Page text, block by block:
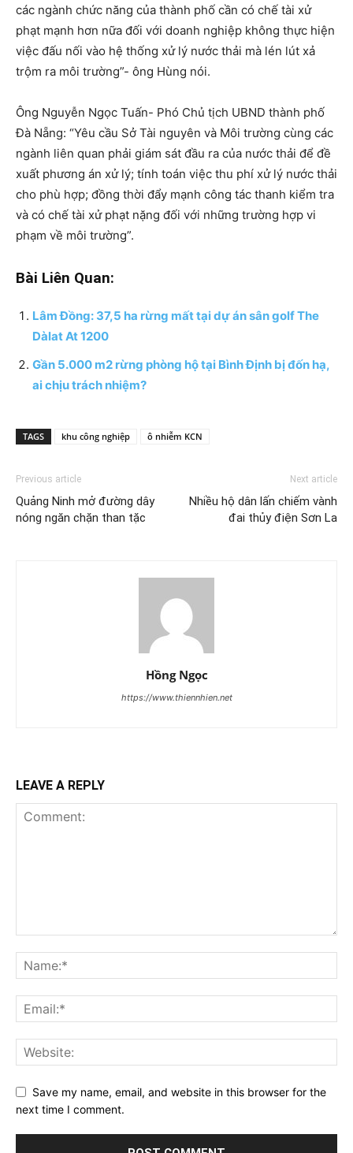
các ngành chức năng của thành phố cần có chế tài xử
phạt mạnh hơn nữa đối với doanh nghiệp không thực hiện
việc đấu nối vào hệ thống xử lý nước thải mà lén lút xả
trộm ra môi trường”- ông Hùng nói.
Ông Nguyễn Ngọc Tuấn- Phó Chủ tịch UBND thành phố
Đà Nẵng: “Yêu cầu Sở Tài nguyên và Môi trường cùng các
ngành liên quan phải giám sát đầu ra của nước thải để đề
xuất phương án xử lý; tính toán việc thu phí xử lý nước thải
cho phù hợp; đồng thời đẩy mạnh công tác thanh kiểm tra
và có chế tài xử phạt nặng đối với những trường hợp vi
phạm về môi trường”.
Bài Liên Quan:
Lâm Đồng: 37,5 ha rừng mất tại dự án sân golf The
Dàlat At 1200
Gần 5.000 m2 rừng phòng hộ tại Bình Định bị đốn hạ,
ai chịu trách nhiệm?
TAGS khu công nghiệp ô nhiễm KCN
Previous article
Quảng Ninh mở đường dây
nóng ngăn chặn than tặc
Next article
Nhiều hộ dân lấn chiếm vành
đai thủy điện Sơn La
Hồng Ngọc
https://www.thiennhien.net
LEAVE A REPLY
Save my name, email, and website in this browser for the
next time I comment.